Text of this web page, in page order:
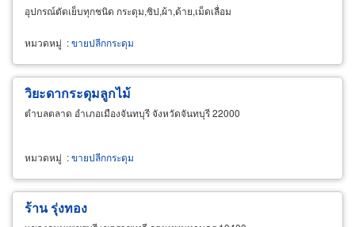
อุปกรณ์ตัดเย็บทุกชนิด กระดุม,ซิป,ผ้า,ด้าย,เม็ดเลื่อม
หมวดหมู่ :ขายปลีกกระดุม
วิยะดากระดุมลูกไม้
ตำบลตลาด อำเภอเมืองจันทบุรี จังหวัดจันทบุรี 22000
หมวดหมู่ :ขายปลีกกระดุม
ร้าน รุ่งทอง